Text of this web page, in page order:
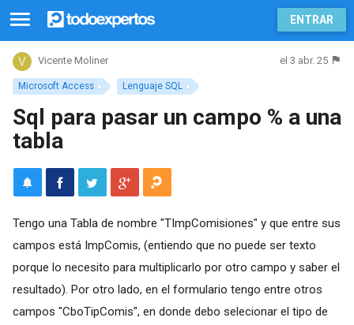
ENTRAR
Microsoft Access Lenguaje SQL
Vicente Moliner el 3 abr. 25
Sql para pasar un campo % a una
tabla
Tengo una Tabla de nombre "TImpComisiones" y que entre sus
campos está ImpComis, (entiendo que no puede ser texto
porque lo necesito para multiplicarlo por otro campo y saber el
resultado). Por otro lado, en el formulario tengo entre otros
campos "CboTipComis", en donde debo selecionar el tipo de